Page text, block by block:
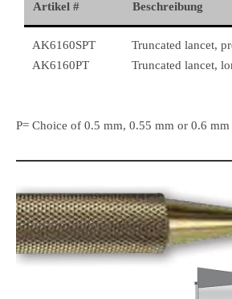
Artikel # Beschreibung
AK6160SPT
AK6160PT
Truncated lancet,
Truncated lancet,
P= Choice of 0.5 mm, 0.55 mm or 0.6 mm